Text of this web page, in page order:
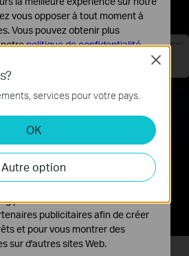
manquée.
"Tapo C615F KIT" : Personne détectée le 15/05 à
services pour votre pays.
OK
Autre option
Close
vous opposer à tout moment à
Vous pouvez obtenir plus
notrepolitique de confidentialité.
au fonctionnement du
pas être désactivés dans vos
marketing
nous permettent d'analyser vos
Web pour améliorer et ajuster les
site Web.
peuvent être définis via notre
publicitaires afin de créer
et pour vous montrer des
sur d'autres sites Web.